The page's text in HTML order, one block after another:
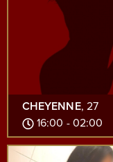
CHEYENNE, 27
16:00 - 02:00